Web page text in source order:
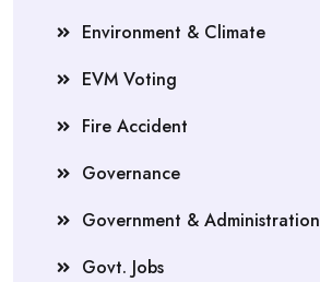
Environment & Climate
EVM Voting
Fire Accident
Governance
Government & Administration
Govt. Jobs